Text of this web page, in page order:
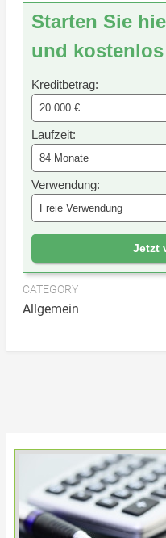
Starten Sie
und
Kreditbetrag:
Laufzeit:
Verwendung:
Jetzt
CATEGORY
Allgemein